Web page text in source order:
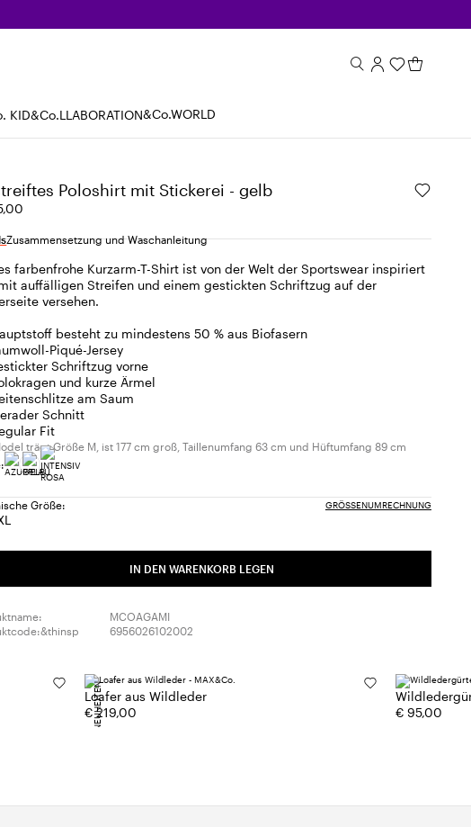
KID&Co.LLABORATION&Co.WORLD
Poloshirt mit Stickerei - gelb
Zusammensetzung und Waschanleitung
farbenfrohe Kurzarm-T-Shirt ist von der Welt der Sportswear inspiriert
auffälligen Streifen und einem gestickten Schriftzug auf der
versehen.
besteht zu mindestens 50 % aus Biofasern
Piqué-Jersey
Schriftzug vorne
und kurze Ärmel
am Saum
Schnitt
Fit
trägt Größe M, ist 177 cm groß, Taillenumfang 63 cm und Hüftumfang 89 cm
Größe: GRÖSSENUMRECHNUNG
Größe:
IN DEN WARENKORB LEGEN
MCOAGAMI
6956026102002
Loafer aus Wildleder
€ 219,00
NEUHEITEN
€ 95,00